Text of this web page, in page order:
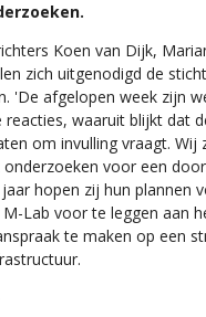
Koen van Dijk,
zich uitgenodigd de
'De afgelopen week zijn
waaruit blijkt dat
om invulling vraagt. Wij
voor een
hopen zij hun plannen
Lab voor te leggen aan
te maken op een